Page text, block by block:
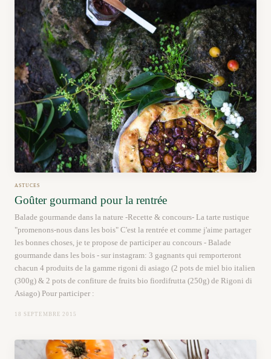
ASTUCES
Goûter gourmand pour la rentrée
Balade gourmande dans la nature -Recette & concours- La tarte rustique
"promenons-nous dans les bois" C'est la rentrée et comme j'aime partager
les bonnes choses, je te propose de participer au concours - Balade
gourmande dans les bois - sur instagram: 3 gagnants qui remporteront
chacun 4 produits de la gamme rigoni di asiago (2 pots de miel bio italien
(300g) & 2 pots de confiture de fruits bio fiordifrutta (250g) de Rigoni di
Asiago) Pour participer :
18 SEPTEMBRE 2015